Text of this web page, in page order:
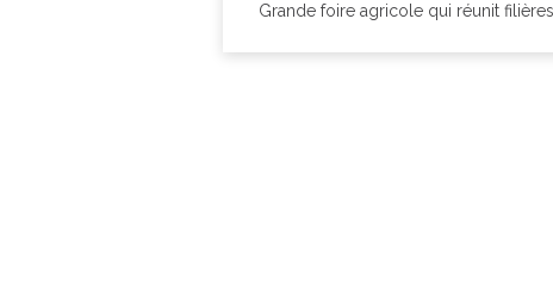
Grande foire agricole qui réunit